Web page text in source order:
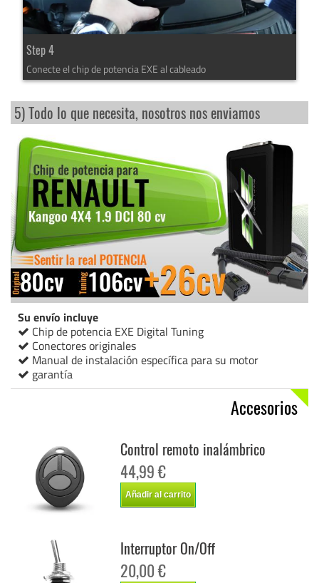
Step 4
Conecte el chip de potencia EXE al cableado
5) Todo lo que necesita, nosotros nos enviamos
Su envío incluye
Chip de potencia EXE Digital Tuning
Conectores originales
Manual de instalación específica para su motor
garantía
Accesorios
Control remoto inalámbrico
44,99 €
Añadir al carrito
Interruptor On/Off
20,00 €